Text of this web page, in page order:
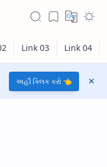
અહીં ક્લિક કરો 👈